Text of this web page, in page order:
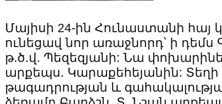
Մայիսի 24-ին Հունաստանի հայ
ունեցավ նոր առաջնորդ՝ ի
թ.ծ.վ. Պեզեզյանի: Նա
արքեպս. Կարաքեհեյանին: Տեղի
թագադրության և